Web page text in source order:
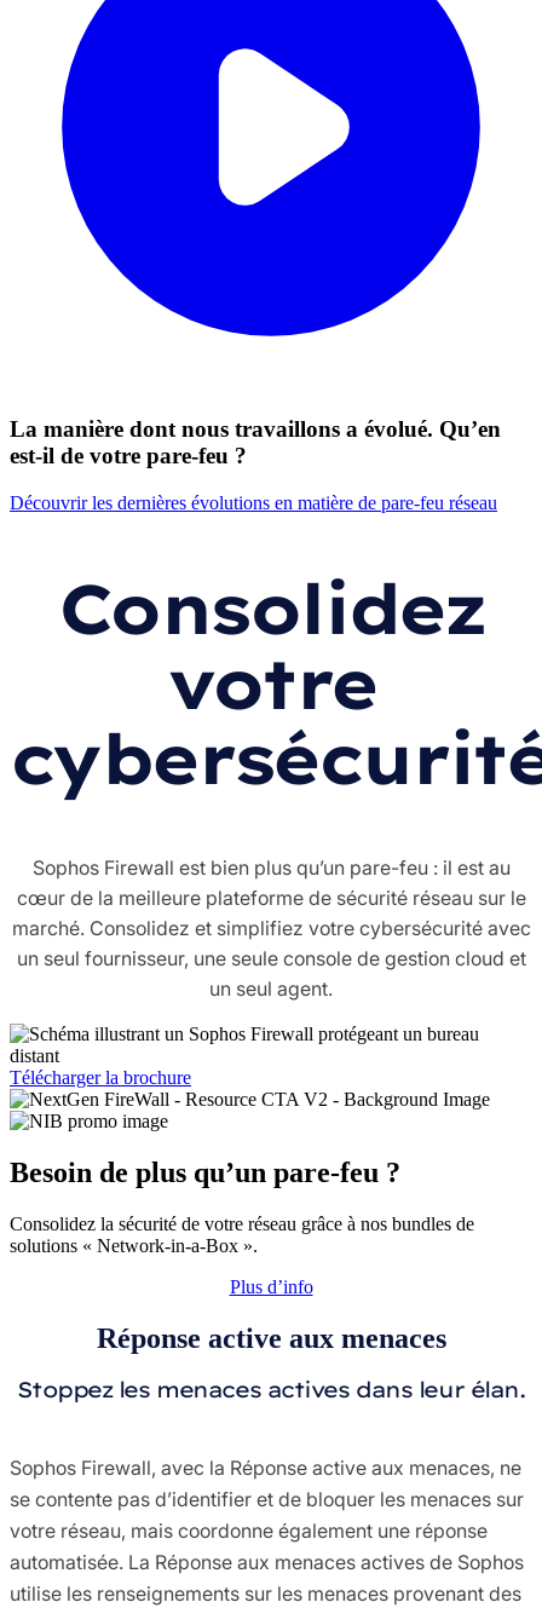
La manière dont nous travaillons a évolué. Qu’en
est-il de votre pare-feu ?
Découvrir les dernières évolutions en matière de pare-feu réseau
Consolidez
votre
Sophos Firewall est bien plus qu’un pare-feu : il est au
cœur de la meilleure plateforme de sécurité réseau sur le
marché. Consolidez et simplifiez votre cybersécurité avec
un seul fournisseur, une seule console de gestion cloud et
un seul agent.
Télécharger la brochure
Besoin de plus qu’un pare-feu ?
Consolidez la sécurité de votre réseau grâce à nos bundles de
solutions « Network-in-a-Box ».
Plus d’info
Réponse active aux menaces
Stoppez les menaces actives dans leur élan.
Sophos Firewall, avec la Réponse active aux menaces, ne
se contente pas d’identifier et de bloquer les menaces sur
votre réseau, mais coordonne également une réponse
automatisée. La Réponse aux menaces actives de Sophos
utilise les renseignements sur les menaces provenant des